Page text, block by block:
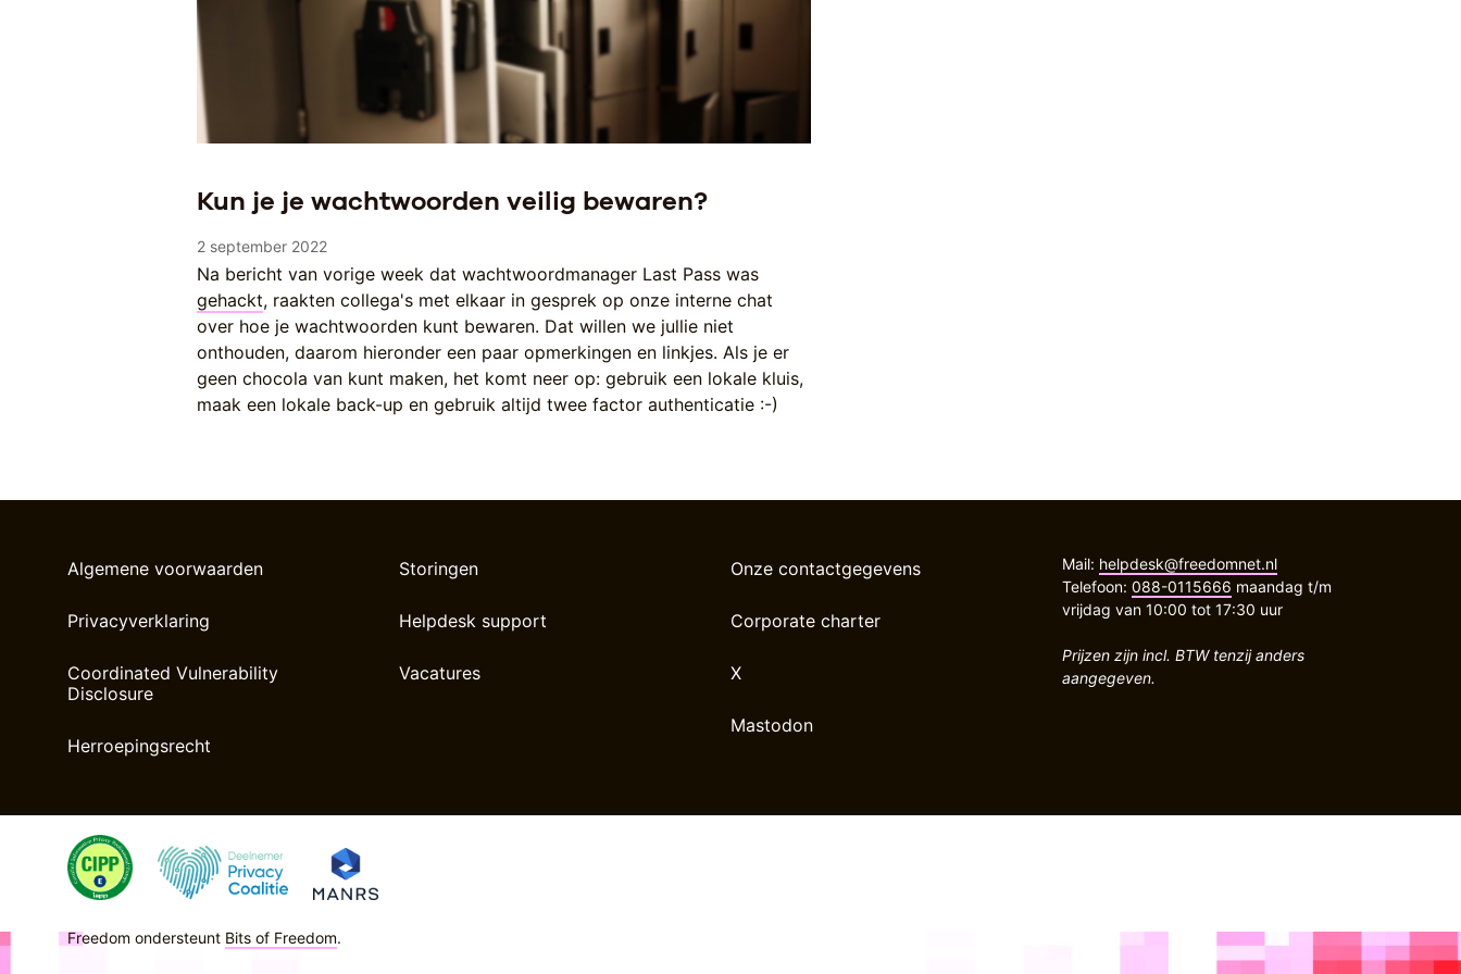
Kun je je wachtwoorden veilig bewaren?
2 september 2022
Na bericht van vorige week dat wachtwoordmanager Last Pass was
gehackt, raakten collega's met elkaar in gesprek op onze interne chat
over hoe je wachtwoorden kunt bewaren. Dat willen we jullie niet
onthouden, daarom hieronder een paar opmerkingen en linkjes. Als je er
geen chocola van kunt maken, het komt neer op: gebruik een lokale kluis,
maak een lokale back-up en gebruik altijd twee factor authenticatie :-)
Mail: helpdesk@freedomnet.nl
Telefoon: 088-0115666 maandag t/m
vrijdag van 10:00 tot 17:30 uur
Prijzen zijn incl. BTW tenzij anders
aangegeven.
Algemene voorwaarden
Privacyverklaring
Coordinated Vulnerability
Disclosure
Herroepingsrecht
Storingen
Helpdesk support
Vacatures
Onze contactgegevens
Corporate charter
X
Mastodon
Freedom ondersteunt Bits of Freedom.